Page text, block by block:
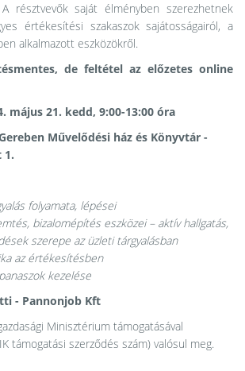
résztvevők saját élményben szerezhetnek
értékesítési szakaszok sajátosságairól, a
alkalmazott eszközökről.
de feltétel az előzetes online
21. kedd, 9:00-13:00 óra
Művelődési ház és Könyvtár -
1.
folyamata, lépései
bizalomépítés eszközei – aktív hallgatás,
szerepe az üzleti tárgyalásban
az értékesítésben
kezelése
- Pannonjob Kft
Minisztérium támogatásával
támogatási szerződés szám) valósul meg.